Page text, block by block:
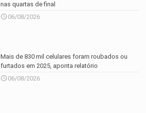
nas quartas de final
06/08/2026
Mais de 830 mil celulares foram roubados ou
furtados em 2025, aponta relatório
06/08/2026